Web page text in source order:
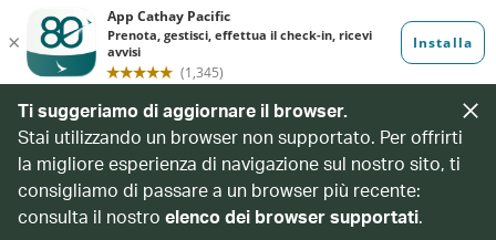
Ti suggeriamo di aggiornare il browser.
Stai utilizzando un browser non supportato. Per offrirti
la migliore esperienza di navigazione sul nostro sito, ti
consigliamo di passare a un browser più recente:
consulta il nostro elenco dei browser supportati.